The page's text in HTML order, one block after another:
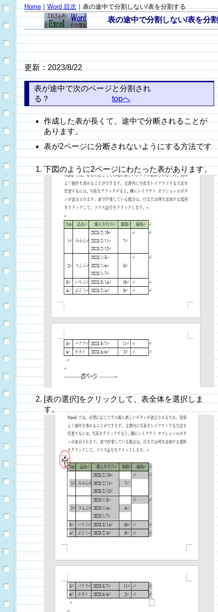
Home｜Word 目次｜表の途中で分割しない/表を分割する
表の途中で分割しない/表を分
更新：2023/8/22
表が途中で次のページと分割され
る？
topへ
作成した表が長くて、途中で分断されることが
あります。
表が2ページに分断されないようにする方法です
下図のように2ページにわたった表があります。
[表の選択]をクリックして、表全体を選択しま
す。